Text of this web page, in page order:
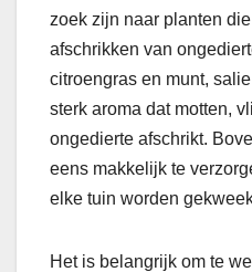
zoek zijn naar planten
afschrikken van
citroengras en munt,
sterk aroma dat motten,
ongedierte afschrikt.
eens makkelijk te
elke tuin worden
Het is belangrijk om te